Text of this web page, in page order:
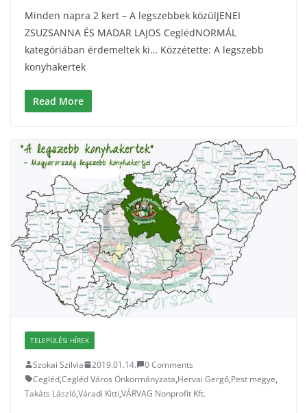
Minden napra 2 kert – A legszebbek közülJENEI
ZSUZSANNA ÉS MADAR LAJOS CeglédNORMÁL
kategóriában érdemeltek ki… Közzétette: A legszebb
konyhakertek
Read More
TELEPÜLÉSI HÍREK
Szokai Szilvia 2019.01.14.
0 Comments
Cegléd,Cegléd Város Önkormányzata,Hervai Gergő,Pest megye,
Takáts László,Váradi Kitti,VÁRVAG Nonprofit Kft.